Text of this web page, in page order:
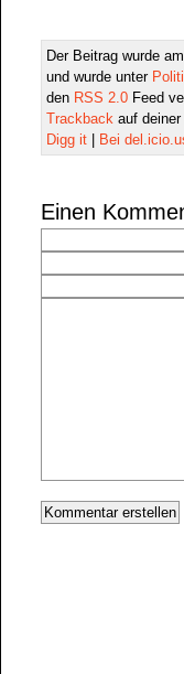
Der Beitrag wurde
und wurde unter
den RSS 2.0 Feed
Trackback auf
Digg it
Bei
Einen